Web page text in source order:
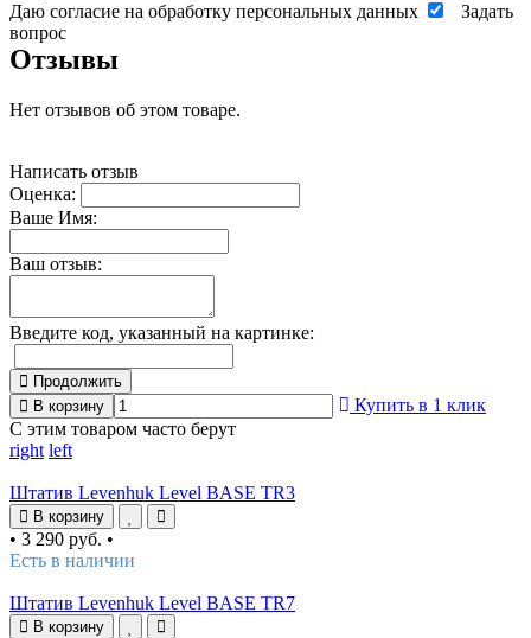
Даю согласие на обработку персональных данных
Задать
вопрос
Отзывы
Нет отзывов об этом товаре.
Написать отзыв
Оценка:
Ваше Имя:
Ваш отзыв:
Введите код, указанный на картинке:
Продолжить
В корзину
Купить в 1 клик
С этим товаром часто берут
right left
Штатив Levenhuk Level BASE TR3
В корзину
• 3 290 руб. •
Есть в наличии
Штатив Levenhuk Level BASE TR7
В корзину